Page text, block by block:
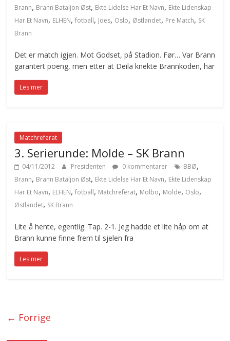
Brann, Brann Bataljon Øst, Ekte Lidelse Har Et Navn, Ekte Lidenskap
Har Et Navn, ELHEN,fotball, Joes, Oslo, Østlandet, Pre Match, SK
Brann
Det er match igjen. Mot Godset, på Stadion. Før… Var Brann
garantert poeng, men etter at Deila knekte Brannkoden, har
Les mer
Matchreferat
3. Serierunde: Molde – SK Brann
04/11/2012 Presidenten 0 kommentarer BBØ,
Brann, Brann Bataljon Øst, Ekte Lidelse Har Et Navn, Ekte Lidenskap
Har Et Navn, ELHEN,fotball, Matchreferat, Molbo, Molde, Oslo,
Østlandet, SK Brann
Lite å hente, egentlig. Tap. 2-1. Jeg hadde et lite håp om at
Brann kunne finne frem til sjelen fra
Les mer
← Forrige